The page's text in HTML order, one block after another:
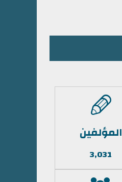
المؤلفين
3,031